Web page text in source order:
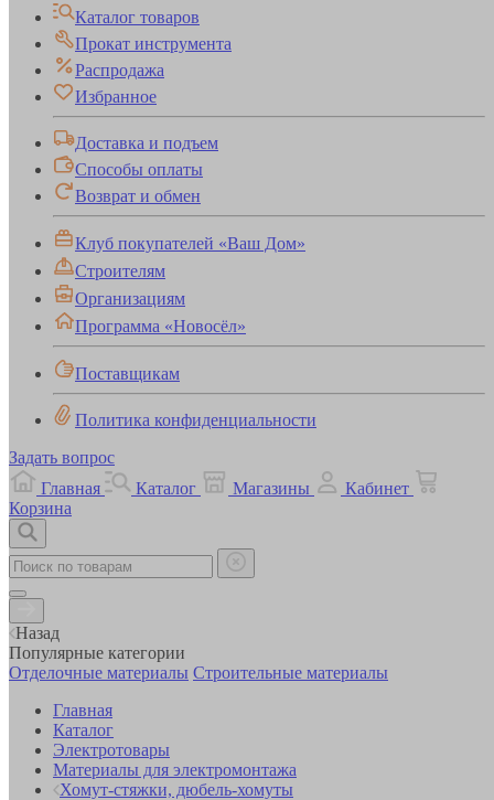
Каталог товаров
Прокат инструмента
Распродажа
Избранное
Доставка и подъем
Способы оплаты
Возврат и обмен
Клуб покупателей «Ваш Дом»
Строителям
Организациям
Программа «Новосёл»
Поставщикам
Политика конфиденциальности
Задать вопрос
Главная
Каталог Магазины
Кабинет
Корзина
Назад
Популярные категории
Отделочные материалы Строительные материалы
Главная
Каталог
Электротовары
Материалы для электромонтажа
Хомут-стяжки, дюбель-хомуты